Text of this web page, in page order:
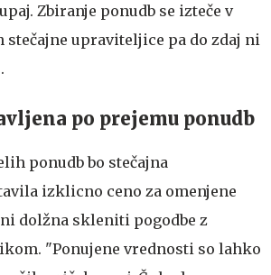
Zbiranje ponudb se izteče v
stečajne upraviteljice pa do zdaj ni
po prejemu ponudb
ponudb bo stečajna
izklicno ceno za omenjene
dolžna skleniti pogodbe z
"Ponujene vrednosti so lahko